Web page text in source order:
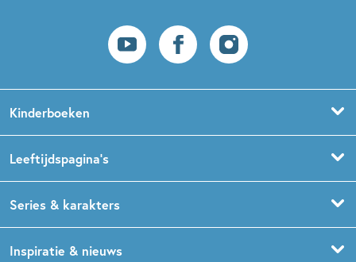
Kinderboeken
Prentenboeken
Babyboeken
Leeftijdspagina’s
Boekentips 1,5 - 3 jaar
Series & karakters
Inspiratie & nieuws